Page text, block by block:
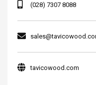
(028) 7307 8088
tavicowood.com